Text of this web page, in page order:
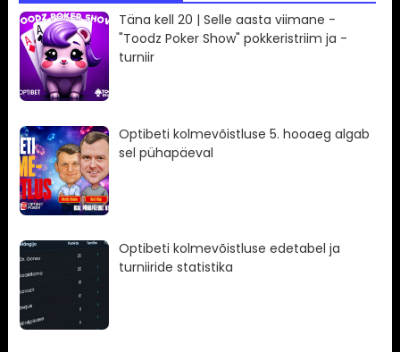
Täna kell 20 | Selle aasta viimane -
"Toodz Poker Show" pokkeristriim ja -
turniir
Optibeti kolmevõistluse 5. hooaeg algab
sel pühapäeval
Optibeti kolmevõistluse edetabel ja
turniiride statistika